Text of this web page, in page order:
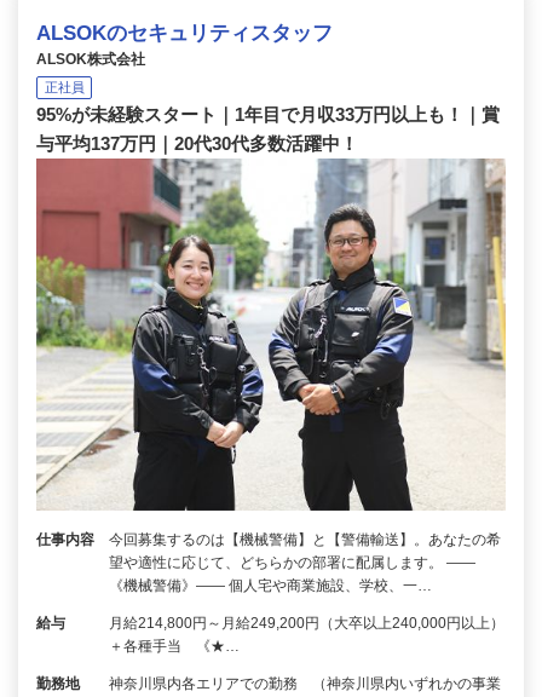
ALSOKのセキュリティスタッフ
ALSOK株式会社
正社員
95%が未経験スタート｜1年目で月収33万円以上も！｜賞
与平均137万円｜20代30代多数活躍中！
仕事内容
今回募集するのは【機械警備】と【警備輸送】。あなたの希
望や適性に応じて、どちらかの部署に配属します。 ――
《機械警備》―― 個人宅や商業施設、学校、一…
給与
月給214,800円～月給249,200円（大卒以上240,000円以上）
＋各種手当 《★…
勤務地
神奈川県内各エリアでの勤務 （神奈川県内いずれかの事業